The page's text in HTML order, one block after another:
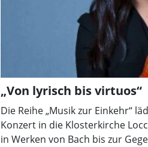
„Von lyrisch bis virtuos“
Die Reihe „Musik zur Einkehr“
Konzert in die Klosterkirche
in Werken von Bach bis zur